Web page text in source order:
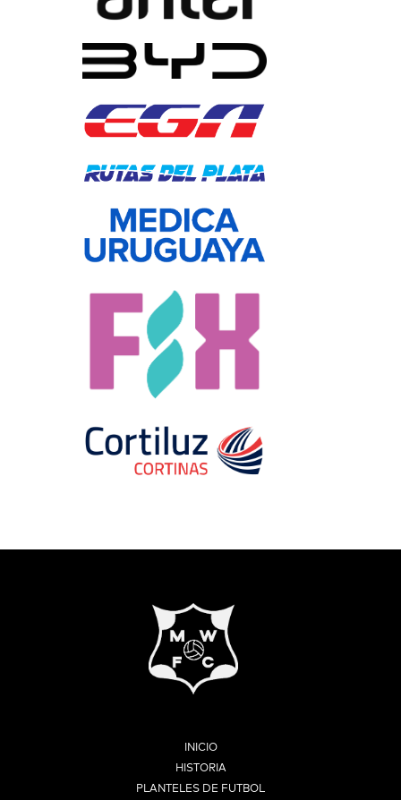
INICIO
HISTORIA
PLANTELES DE FUTBOL